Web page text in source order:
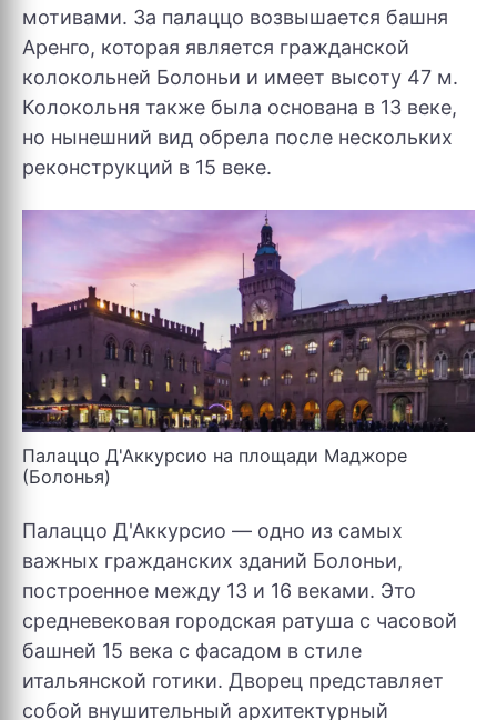
мотивами. За палаццо возвышается башня
Аренго, которая является гражданской
колокольней Болоньи и имеет высоту 47 м.
Колокольня также была основана в 13 веке,
но нынешний вид обрела после нескольких
реконструкций в 15 веке.
Палаццо Д'Аккурсио на площади Маджоре
(Болонья)
Палаццо Д'Аккурсио — одно из самых
важных гражданских зданий Болоньи,
построенное между 13 и 16 веками. Это
средневековая городская ратуша с часовой
башней 15 века с фасадом в стиле
итальянской готики. Дворец представляет
собой внушительный архитектурный